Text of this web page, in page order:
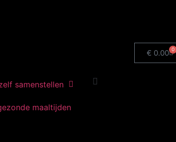
€ 0.00 0
samenstellen
maaltijden